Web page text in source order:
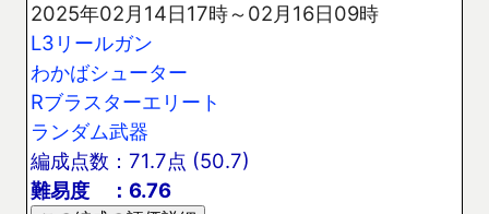
2025年02月14日17時～02月16日09時
L3リールガン
わかばシューター
Rブラスターエリート
ランダム武器
編成点数：71.7点 (50.7)
難易度 ：6.76